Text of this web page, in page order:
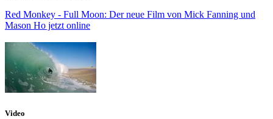
Red Monkey - Full Moon: Der neue Film von Mick Fanning und
Mason Ho jetzt online
Video